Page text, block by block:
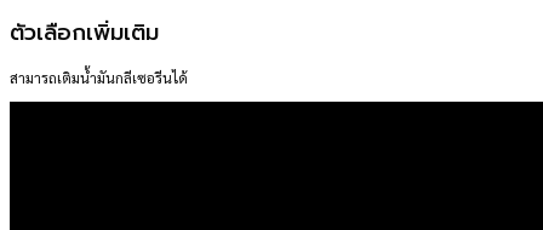
ตัวเลือกเพิ่มเติม
สามารถเติมน้ำมันกลีเซอรีนได้